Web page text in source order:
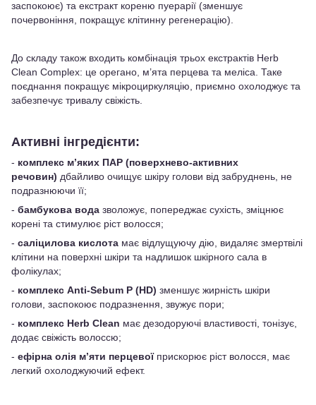
заспокоює) та екстракт кореню пуерарії (зменшує
почервоніння, покращує клітинну регенерацію).
До складу також входить комбінація трьох екстрактів Herb
Clean Complex: це орегано, м’ята перцева та меліса. Таке
поєднання покращує мікроциркуляцію, приємно охолоджує та
забезпечує тривалу свіжість.
Активні інгредієнти:
- комплекс м’яких ПАР (поверхнево-активних
речовин) дбайливо очищує шкіру голови від забруднень, не
подразнюючи її;
- бамбукова вода зволожує, попереджає сухість, зміцнює
корені та стимулює ріст волосся;
- саліцилова кислота має відлущуючу дію, видаляє змертвілі
клітини на поверхні шкіри та надлишок шкірного сала в
фолікулах;
- комплекс Anti-Sebum P (HD) зменшує жирність шкіри
голови, заспокоює подразнення, звужує пори;
- комплекс Herb Clean має дезодоруючі властивості, тонізує,
додає свіжість волоссю;
- ефірна олія м’яти перцевоїприскорює ріст волосся, має
легкий охолоджуючий ефект.